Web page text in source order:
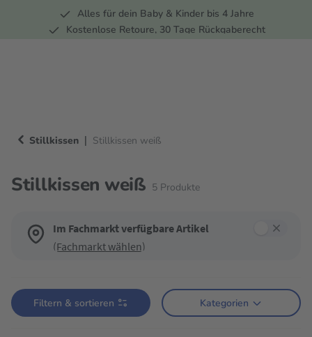
Zur Hauptnavigation springen
Alles für dein Baby & Kinder bis 4 Jahre
Kostenlose Retoure, 30 Tage Rückgaberecht
Stillkissen | Stillkissen weiß
Stillkissen weiß 5Produkte
Im Fachmarkt verfügbare Artikel
(Fachmarkt wählen)
Filtern & sortieren Kategorien